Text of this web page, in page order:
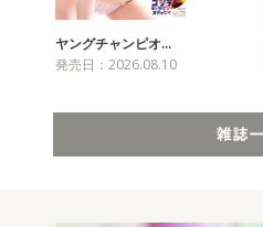
ヤングチャンピオ…
発売日：2026.08.10